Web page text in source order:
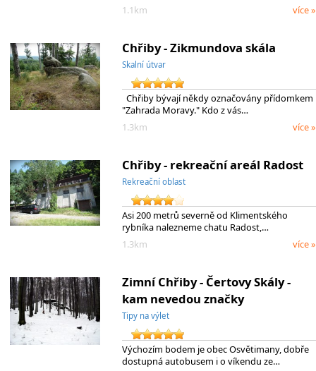
1.1km
více »
Chřiby - Zikmundova skála
Skalní útvar
Chřiby bývají někdy označovány přídomkem
"Zahrada Moravy." Kdo z vás…
1.3km
více »
Chřiby - rekreační areál Radost
Rekreační oblast
Asi 200 metrů severně od Klimentského
rybníka nalezneme chatu Radost,…
1.3km
více »
Zimní Chřiby - Čertovy Skály -
kam nevedou značky
Tipy na výlet
Výchozím bodem je obec Osvětimany, dobře
dostupná autobusem i o víkendu ze…